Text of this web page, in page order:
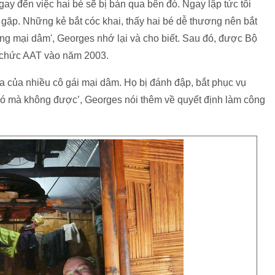
đến việc hai bé sẽ bị bán qua bên đó. Ngay lập tức tôi
Những kẻ bắt cóc khai, thấy hai bé dễ thương nên bắt
mại dâm', Georges nhớ lại và cho biết. Sau đó, được Bộ
AAT vào năm 2003.
nhiều cô gái mại dâm. Họ bị đánh đập, bắt phục vụ
không được’, Georges nói thêm về quyết định làm công